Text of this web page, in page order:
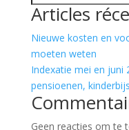
Articles
Nieuwe kosten en
moeten weten
Indexatie mei en juni
pensioenen,
Geen reacties om te